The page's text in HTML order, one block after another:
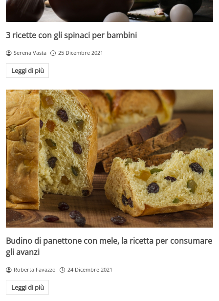
3 ricette con gli spinaci per bambini
Serena Vasta 25 Dicembre 2021
Leggi di più
Budino di panettone con mele, la ricetta per consumare
gli avanzi
Roberta Favazzo 24 Dicembre 2021
Leggi di più